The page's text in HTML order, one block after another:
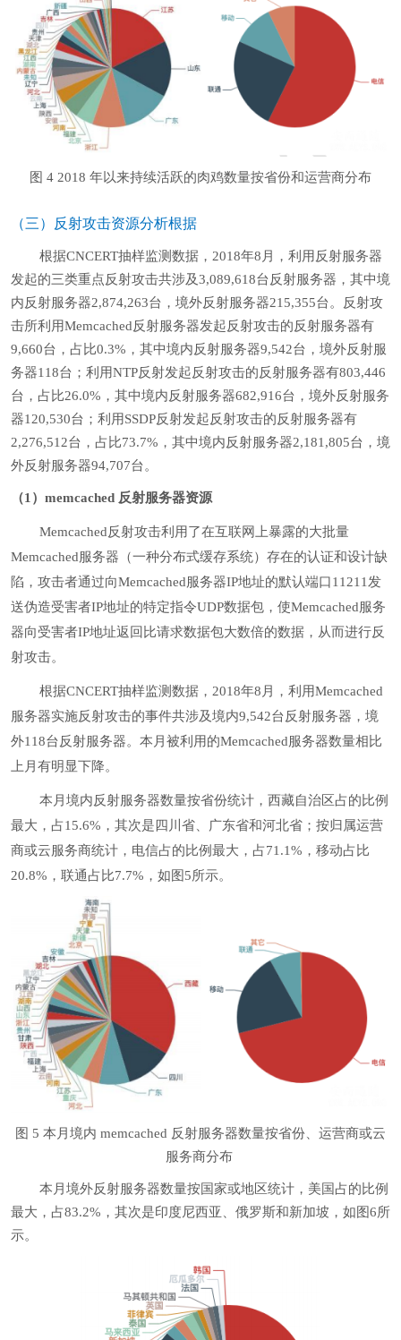
图 4 2018 年以来持续活跃的肉鸡数量按省份和运营商分布
（三）反射攻击资源分析根据
根据CNCERT抽样监测数据，2018年8月，利用反射服务器
发起的三类重点反射攻击共涉及3,089,618台反射服务器，其中境
内反射服务器2,874,263台，境外反射服务器215,355台。反射攻
击所利用Memcached反射服务器发起反射攻击的反射服务器有
9,660台，占比0.3%，其中境内反射服务器9,542台，境外反射服
务器118台；利用NTP反射发起反射攻击的反射服务器有803,446
台，占比26.0%，其中境内反射服务器682,916台，境外反射服务
器120,530台；利用SSDP反射发起反射攻击的反射服务器有
2,276,512台，占比73.7%，其中境内反射服务器2,181,805台，境
外反射服务器94,707台。
（1）memcached 反射服务器资源
Memcached反射攻击利用了在互联网上暴露的大批量
Memcached服务器（一种分布式缓存系统）存在的认证和设计缺
陷，攻击者通过向Memcached服务器IP地址的默认端口11211发
送伪造受害者IP地址的特定指令UDP数据包，使Memcached服务
器向受害者IP地址返回比请求数据包大数倍的数据，从而进行反
射攻击。
根据CNCERT抽样监测数据，2018年8月，利用Memcached
服务器实施反射攻击的事件共涉及境内9,542台反射服务器，境
外118台反射服务器。本月被利用的Memcached服务器数量相比
上月有明显下降。
本月境内反射服务器数量按省份统计，西藏自治区占的比例
最大，占15.6%，其次是四川省、广东省和河北省；按归属运营
商或云服务商统计，电信占的比例最大，占71.1%，移动占比
20.8%，联通占比7.7%，如图5所示。
图 5 本月境内 memcached 反射服务器数量按省份、运营商或云
服务商分布
本月境外反射服务器数量按国家或地区统计，美国占的比例
最大，占83.2%，其次是印度尼西亚、俄罗斯和新加坡，如图6所
示。